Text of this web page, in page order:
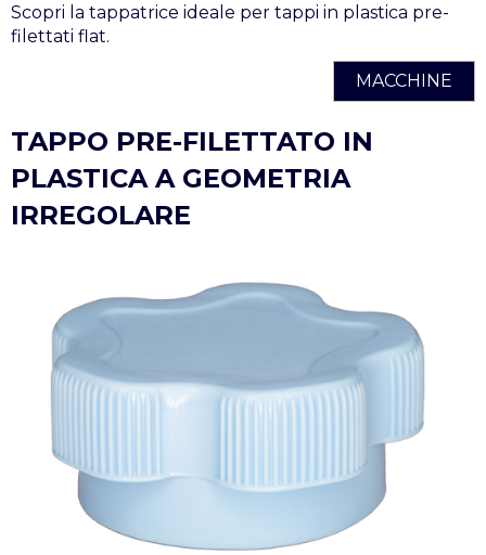
Scopri la tappatrice ideale per tappi in plastica pre-
filettati flat.
MACCHINE
TAPPO PRE-FILETTATO IN
PLASTICA A GEOMETRIA
IRREGOLARE